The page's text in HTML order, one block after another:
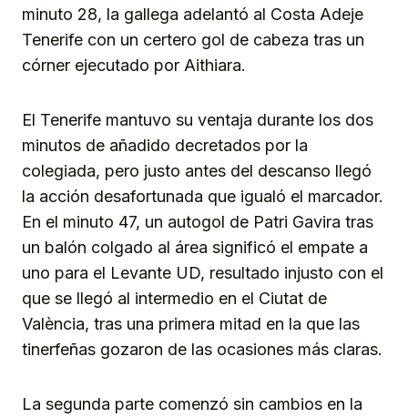
minuto 28, la gallega adelantó al Costa Adeje
Tenerife con un certero gol de cabeza tras un
córner ejecutado por Aithiara.
El Tenerife mantuvo su ventaja durante los dos
minutos de añadido decretados por la
colegiada, pero justo antes del descanso llegó
la acción desafortunada que igualó el marcador.
En el minuto 47, un autogol de Patri Gavira tras
un balón colgado al área significó el empate a
uno para el Levante UD, resultado injusto con el
que se llegó al intermedio en el Ciutat de
València, tras una primera mitad en la que las
tinerfeñas gozaron de las ocasiones más claras.
La segunda parte comenzó sin cambios en la